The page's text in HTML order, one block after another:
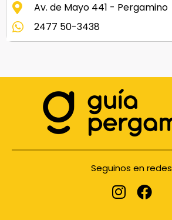
Av. de Mayo 441 - Pergamino
2477 50-3438
Seguinos en redes